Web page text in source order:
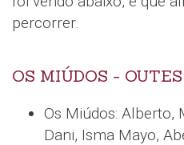
percorrer.
OS MIÚDOS -
Os Miúdos: Alberto,
Dani, Isma Mayo,